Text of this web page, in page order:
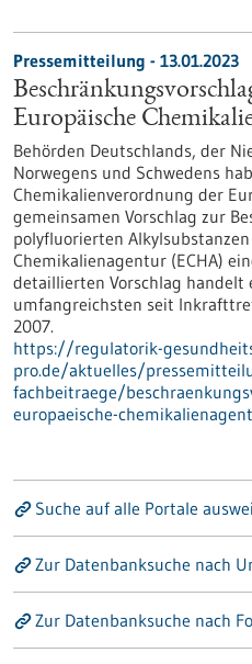
Pressemitteilung - 13.01.2023
Europäische
Behörden Deutschlands, der
Norwegens und Schwedens
Chemikalienverordnung der
gemeinsamen Vorschlag zur
polyfluorierten
Chemikalienagentur (ECHA)
detaillierten Vorschlag handelt
umfangreichsten seit
2007.
https://regulatorik-
pro.de/aktuelles/
fachbeitraege/
europaeische-
Suche auf alle Portale
Zur Datenbanksuche nach
Zur Datenbanksuche nach